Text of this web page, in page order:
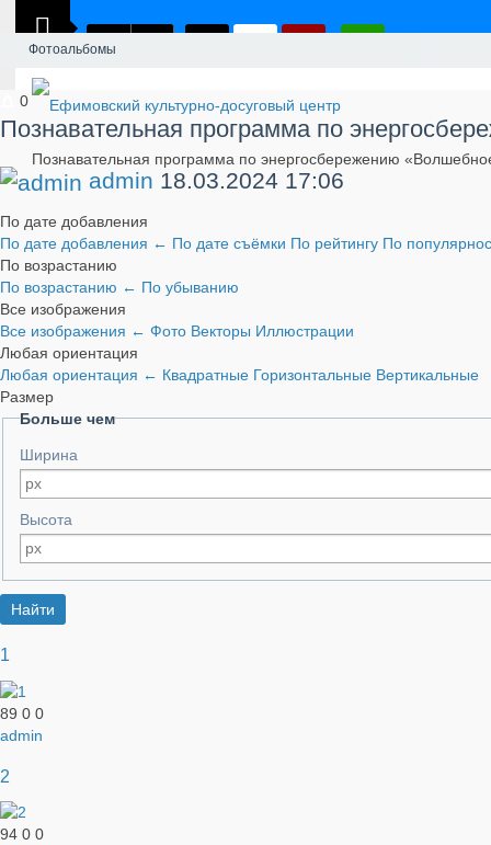
Познавательная программа по энергосбережению
Фотоальбомы
0
Познавательная программа по
admin 18.03.2024 17:06
По дате добавления
По дате добавления ← По дате съёмки По рейтингу По
По возрастанию
По возрастанию ← По убыванию
Все изображения
Все изображения ← Фото Векторы Иллюстрации
Любая ориентация
Любая ориентация ← Квадратные Горизонтальные Вертикальные
Размер
Больше чем
Ширина
Высота
1
89 0 0
admin
2
94 0 0